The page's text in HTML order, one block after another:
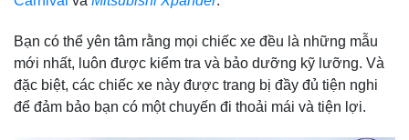
Bạn có thể yên tâm rằng mọi chiếc xe đều là những mẫu
mới nhất, luôn được kiểm tra và bảo dưỡng kỹ lưỡng. Và
đặc biệt, các chiếc xe này được trang bị đầy đủ tiện nghi
để đảm bảo bạn có một chuyến đi thoải mái và tiện lợi.